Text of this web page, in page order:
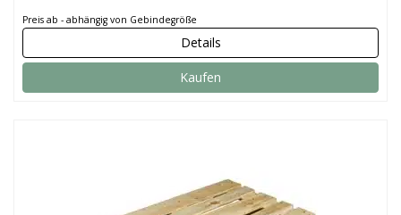
Preis ab - abhängig von Gebindegröße
Details
Kaufen